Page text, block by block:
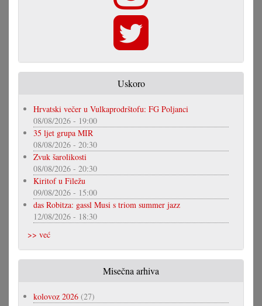
Uskoro
Hrvatski večer u Vulkaprodrštofu: FG Poljanci
08/08/2026 - 19:00
35 ljet grupa MIR
08/08/2026 - 20:30
Zvuk šarolikosti
08/08/2026 - 20:30
Kiritof u Filežu
09/08/2026 - 15:00
das Robitza: gassl Musi s triom summer jazz
12/08/2026 - 18:30
>> već
Misečna arhiva
kolovoz 2026 (27)